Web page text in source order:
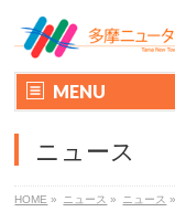
MENU
ニュース
HOME » ニュース » ニュース »